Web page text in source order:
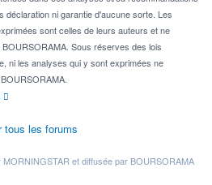
ni garantie d'aucune sorte. Les
sont celles de leurs auteurs et ne
Sous réserves des lois
ni les analyses qui y sont exprimées ne
tous les forums
et diffusée par BOURSORAMA